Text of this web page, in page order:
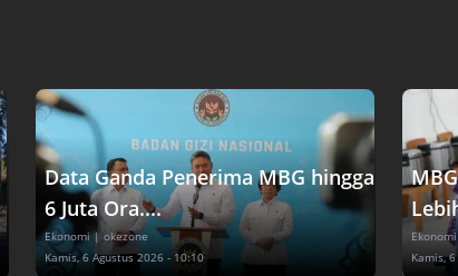
Data Ganda Penerima MBG hingga
6 Juta Ora....
Ekonomi | okezone
Kamis, 6 Agustus 2026 - 10:10
Ekonomi
Kamis,